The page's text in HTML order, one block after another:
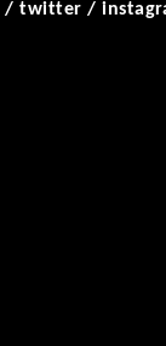
/twitter /